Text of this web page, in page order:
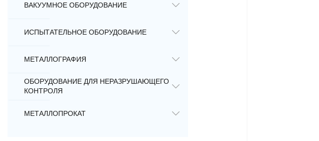
ВАКУУМНОЕ ОБОРУДОВАНИЕ
ИСПЫТАТЕЛЬНОЕ ОБОРУДОВАНИЕ
МЕТАЛЛОГРАФИЯ
ОБОРУДОВАНИЕ ДЛЯ НЕРАЗРУШАЮЩЕГО
КОНТРОЛЯ
МЕТАЛЛОПРОКАТ